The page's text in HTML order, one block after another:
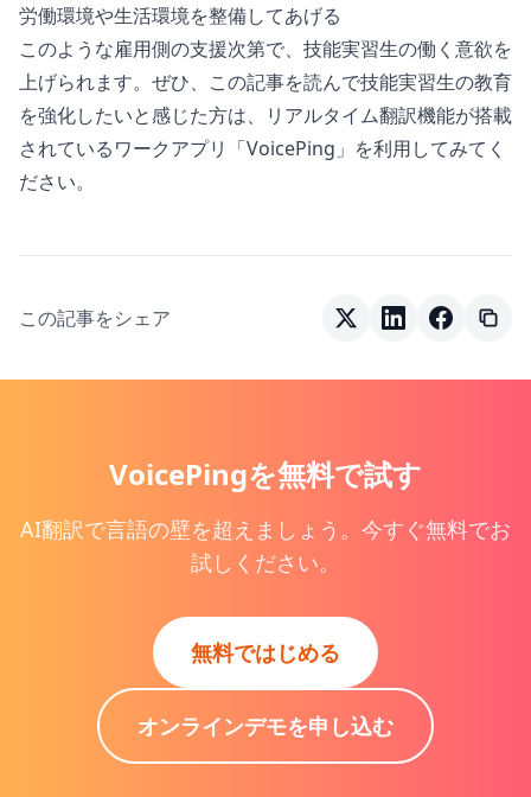
労働環境や生活環境を整備してあげる
このような雇用側の支援次第で、技能実習生の働く意欲を
上げられます。ぜひ、この記事を読んで技能実習生の教育
を強化したいと感じた方は、リアルタイム翻訳機能が搭載
されているワークアプリ「VoicePing」を利用してみてく
ださい。
この記事をシェア
VoicePingを無料で試す
AI翻訳で言語の壁を超えましょう。今すぐ無料でお
試しください。
無料ではじめる
オンラインデモを申し込む